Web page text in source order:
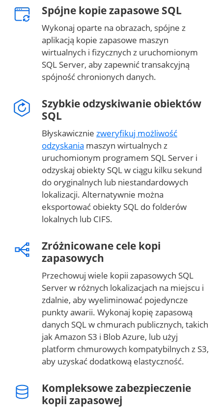
Spójne kopie zapasowe SQL
Wykonaj oparte na obrazach, spójne z
aplikacją kopie zapasowe maszyn
wirtualnych i fizycznych z uruchomionym
SQL Server, aby zapewnić transakcyjną
spójność chronionych danych.
Szybkie odzyskiwanie obiektów
SQL
Błyskawicznie zweryfikuj możliwość
odzyskania maszyn wirtualnych z
uruchomionym programem SQL Server i
odzyskaj obiekty SQL w ciągu kilku sekund
do oryginalnych lub niestandardowych
lokalizacji. Alternatywnie można
eksportować obiekty SQL do folderów
lokalnych lub CIFS.
Zróżnicowane cele kopi
zapasowych
Przechowuj wiele kopii zapasowych SQL
Server w różnych lokalizacjach na miejscu i
zdalnie, aby wyeliminować pojedyncze
punkty awarii. Wykonaj kopię zapasową
danych SQL w chmurach publicznych, takich
jak Amazon S3 i Blob Azure, lub użyj
platform chmurowych kompatybilnych z S3,
aby uzyskać dodatkową elastyczność.
Kompleksowe zabezpieczenie
kopii zapasowej